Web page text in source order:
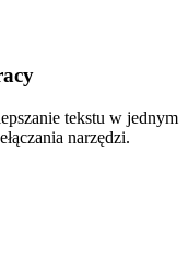
tekstu w jednym
narzędzi.